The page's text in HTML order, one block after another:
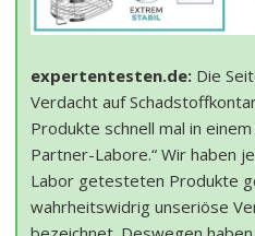
expertentesten.de: Die
Verdacht auf
Produkte schnell mal in
Partner-Labore.“ Wir haben
Labor getesteten Produkte
wahrheitswidrig unseriöse